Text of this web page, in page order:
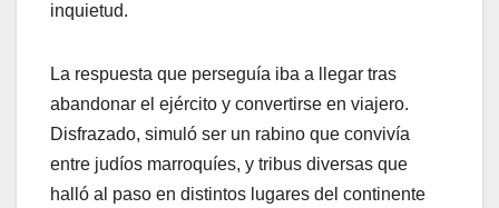
inquietud.
La respuesta que perseguía iba a llegar tras
abandonar el ejército y convertirse en viajero.
Disfrazado, simuló ser un rabino que convivía
entre judíos marroquíes, y tribus diversas que
halló al paso en distintos lugares del continente